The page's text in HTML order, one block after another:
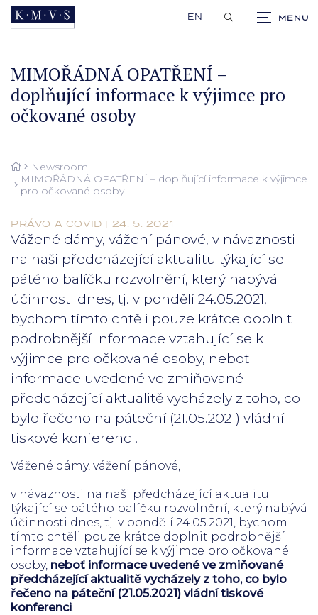
EN
MIMOŘÁDNÁ OPATŘENÍ –
doplňující informace k výjimce pro
očkované osoby
Newsroom
MIMOŘÁDNÁ OPATŘENÍ – doplňující informace k výjimce
pro očkované osoby
PRÁVO A COVID | 24. 5. 2021
Vážené dámy, vážení pánové, v návaznosti
na naši předcházející aktualitu týkající se
pátého balíčku rozvolnění, který nabývá
účinnosti dnes, tj. v pondělí 24.05.2021,
bychom tímto chtěli pouze krátce doplnit
podrobnější informace vztahující se k
výjimce pro očkované osoby, neboť
informace uvedené ve zmiňované
předcházející aktualitě vycházely z toho, co
bylo řečeno na páteční (21.05.2021) vládní
tiskové konferenci.
Vážené dámy, vážení pánové,
v návaznosti na naši předcházející aktualitu
týkající se pátého balíčku rozvolnění, který nabývá
účinnosti dnes, tj. v pondělí 24.05.2021, bychom
tímto chtěli pouze krátce doplnit podrobnější
informace vztahující se k výjimce pro očkované
osoby, neboť informace uvedené ve zmiňované
předcházející aktualitě vycházely z toho, co bylo
řečeno na páteční (21.05.2021) vládní tiskové
konferenci.